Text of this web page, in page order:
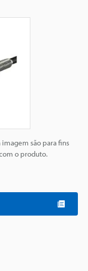
são para fins
o produto.